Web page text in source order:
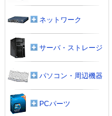
ネットワーク
サーバ・ストレージ
パソコン・周辺機器
PCパーツ